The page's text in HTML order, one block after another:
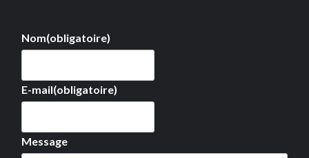
Nom(obligatoire)
E-mail(obligatoire)
Message